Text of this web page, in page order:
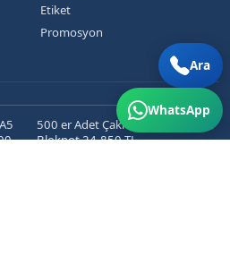
Etiket
Promosyon
500 er Adet Çakmak+Kalem+A5
Bloknot 24.850 TL
Ara
WhatsApp